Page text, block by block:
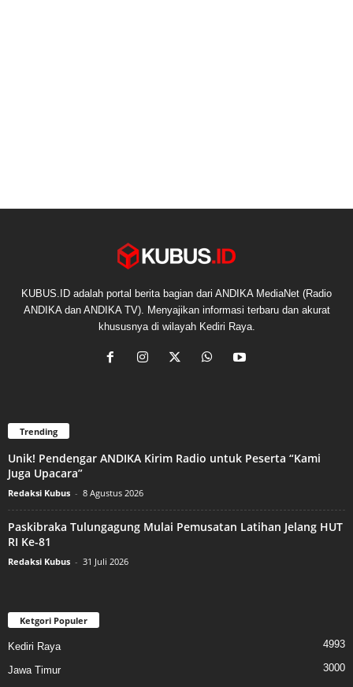
KUBUS.ID adalah portal berita bagian dari ANDIKA MediaNet (Radio
ANDIKA dan ANDIKA TV). Menyajikan informasi terbaru dan akurat
khususnya di wilayah Kediri Raya.
Trending
Unik! Pendengar ANDIKA Kirim Radio untuk Peserta “Kami
Juga Upacara”
Redaksi Kubus - 8 Agustus 2026
Paskibraka Tulungagung Mulai Pemusatan Latihan Jelang HUT
RI Ke-81
Redaksi Kubus - 31 Juli 2026
Ketgori Populer
Kediri Raya 4993
Jawa Timur
3000